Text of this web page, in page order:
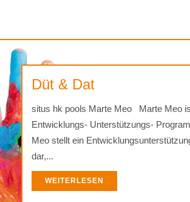
Düt & Dat
situs hk pools Marte Meo Marte Meo
Entwicklungs- Unterstützungs-
Meo stellt ein
dar,...
WEITERLESEN